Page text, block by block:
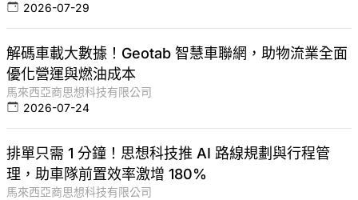
2026-07-29
解碼車載大數據！Geotab 智慧車聯網，助物流業全面
優化營運與燃油成本
馬來西亞商思想科技有限公司
2026-07-24
排單只需 1 分鐘！思想科技推 AI 路線規劃與行程管
理，助車隊前置效率激增 180%
馬來西亞商思想科技有限公司